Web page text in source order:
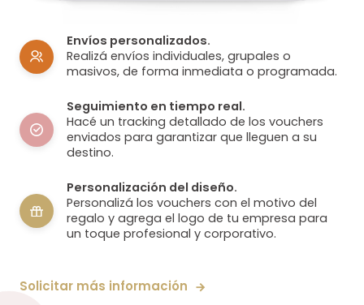
Envíos personalizados.
Realizá envíos individuales, grupales o
masivos, de forma inmediata o programada.
Seguimiento en tiempo real.
Hacé un tracking detallado de los vouchers
enviados para garantizar que lleguen a su
destino.
Personalización del diseño.
Personalizá los vouchers con el motivo del
regalo y agrega el logo de tu empresa para
un toque profesional y corporativo.
Solicitar más información